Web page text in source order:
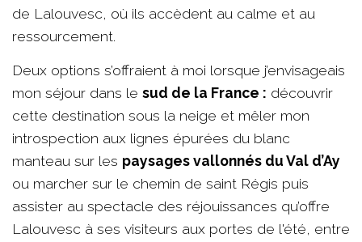
de Lalouvesc, où ils accèdent au calme et au
ressourcement.
Deux options s’offraient à moi lorsque j’envisageais
mon séjour dans le sud de la France : découvrir
cette destination sous la neige et mêler mon
introspection aux lignes épurées du blanc
manteau sur les paysages vallonnés du Val d’Ay
ou marcher sur le chemin de saint Régis puis
assister au spectacle des réjouissances qu’offre
Lalouvesc à ses visiteurs aux portes de l'été, entre